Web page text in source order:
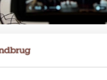
medejer? Nyt tv-
ejerstruktur